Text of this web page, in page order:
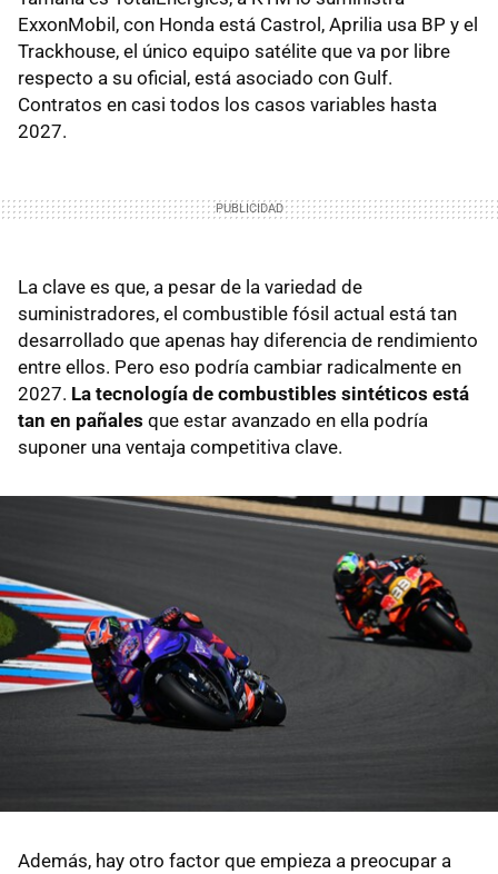
ExxonMobil, con Honda está Castrol, Aprilia usa BP y el
Trackhouse, el único equipo satélite que va por libre
respecto a su oficial, está asociado con Gulf.
Contratos en casi todos los casos variables hasta
2027.
La clave es que, a pesar de la variedad de
suministradores, el combustible fósil actual está tan
desarrollado que apenas hay diferencia de rendimiento
entre ellos. Pero eso podría cambiar radicalmente en
2027. La tecnología de combustibles sintéticos está
tan en pañales que estar avanzado en ella podría
suponer una ventaja competitiva clave.
Además, hay otro factor que empieza a preocupar a